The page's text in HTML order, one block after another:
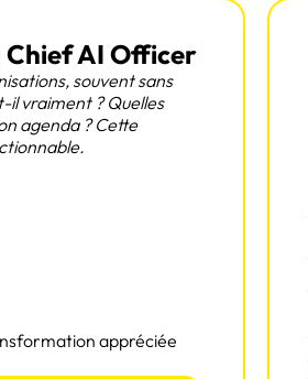
Chief AI Officer
souvent sans
il vraiment ? Quelles
agenda ? Cette
appréciée